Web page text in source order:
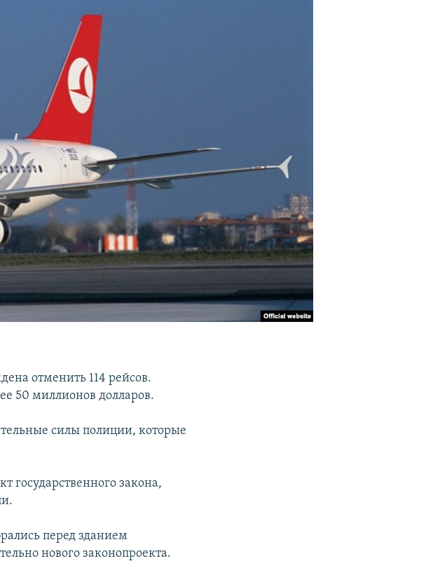
отменить 114 рейсов.
50 миллионов долларов.
силы полиции, которые
государственного закона,
перед зданием
нового законопроекта.